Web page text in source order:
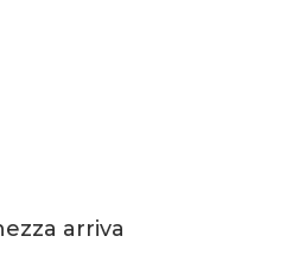
arriva